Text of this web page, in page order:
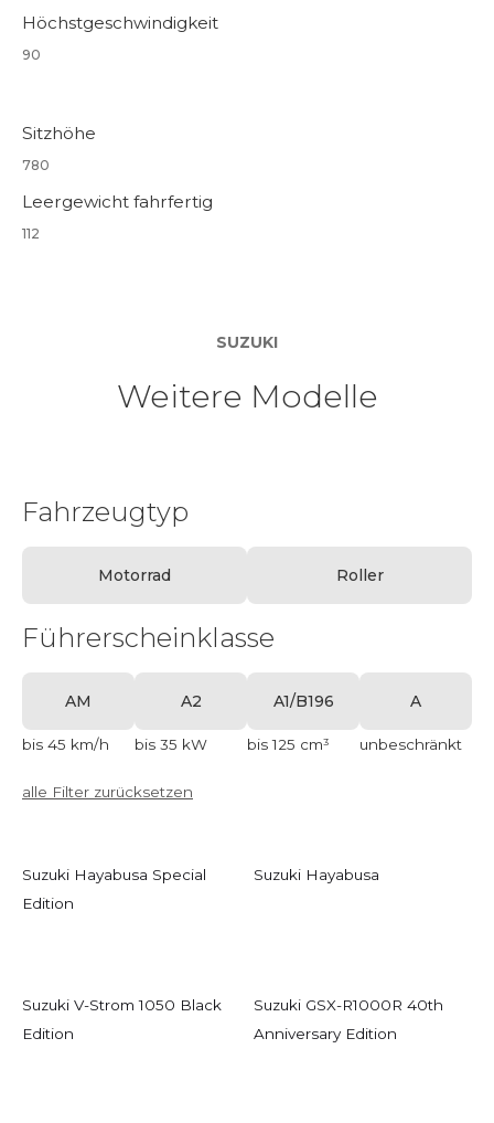
Höchstgeschwindigkeit
90
Sitzhöhe
780
Leergewicht fahrfertig
112
SUZUKI
Weitere Modelle
Fahrzeugtyp
Motorrad Roller
Führerscheinklasse
AM
bis 45 km/h
A2
bis 35 kW
A1/B196
bis 125 cm³
A
unbeschränkt
alle Filter zurücksetzen
Suzuki Hayabusa Special
Edition
Suzuki Hayabusa
Suzuki V-Strom 1050 Black
Edition
Suzuki GSX-R1000R 40th
Anniversary Edition